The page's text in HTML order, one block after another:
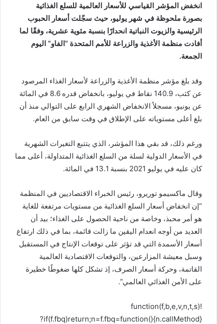
انخفض المؤشر القياسي للأسعار العالمية للسلع الغذائية
بصورة ملحوظة في شهر يوليو، حيث سجّلت أسعار الحبوب
الرئيسية والزيوت النباتية انحدارًا بنسبة مئوية عشرية، وفقًا لما
أفادت منظمة الأغذية والزراعة للأمم المتحدة “الفاو” اليوم
الجمعة.
وقد بلغ مؤشر منظمة الأغذية والزراعة لأسعار الغذاء المرصود
عن كثب، 140.9 نقاط في يوليو، بانخفاض قدره 8.6 في المائة
عن يونيو، مسجلاً الانخفاض الشهري الرابع على التوالي منذ أن
بلغ أعلى مستوياته على الإطلاق في وقت سابق من العام.
ورغم ذلك، قد بقي هذا المؤشر، الذي يتتبع التغيرات الشهرية
في الأسعار الدولية لسلة من السلع الغذائية المتداولة، أعلى مما
كان عليه في يوليو 2021 بنسبة 13.1 في المائة.
وقال ماكسيمو توريرو، رئيس الخبراء الاقتصاديين في المنظمة
“إن انخفاض أسعار السلع الغذائية من مستويات مرتفعة للغاية
هو أمر محبذ، وخاصة من ناحية الحصول على الغذاء؛ بيد أن
العديد من أوجه انعدام اليقين ما زالت قائمة، بما في ذلك ارتفاع
أسعار الأسمدة التي قد تؤثر على توقعات الإنتاج في المستقبل
وسبل معيشة المزارعين، والتوقعات الاقتصادية العالمية
القاتمة، وحركة أسعار الصرف، إذ تشكل كلها ضغوطًا خطيرة
على الأمن الغذائي العالمي”.
!function(f,b,e,v,n,t,s)
{if(f.fbq)return;n=f.fbq=function(){n.callMethod?